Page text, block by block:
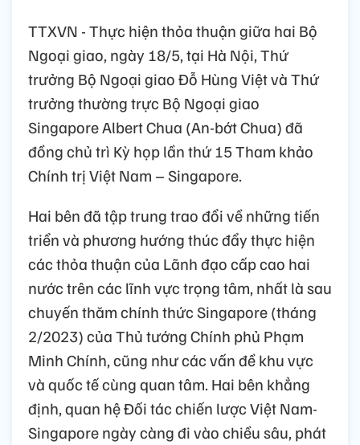
TTXVN - Thực hiện thỏa thuận giữa hai Bộ
Ngoại giao, ngày 18/5, tại Hà Nội, Thứ
trưởng Bộ Ngoại giao Đỗ Hùng Việt và Thứ
trưởng thường trực Bộ Ngoại giao
Singapore Albert Chua (An-bớt Chua) đã
đồng chủ trì Kỳ họp lần thứ 15 Tham khảo
Chính trị Việt Nam – Singapore.
Hai bên đã tập trung trao đổi về những tiến
triển và phương hướng thúc đẩy thực hiện
các thỏa thuận của Lãnh đạo cấp cao hai
nước trên các lĩnh vực trọng tâm, nhất là sau
chuyến thăm chính thức Singapore (tháng
2/2023) của Thủ tướng Chính phủ Phạm
Minh Chính, cũng như các vấn đề khu vực
và quốc tế cùng quan tâm. Hai bên khẳng
định, quan hệ Đối tác chiến lược Việt Nam-
Singapore ngày càng đi vào chiều sâu, phát